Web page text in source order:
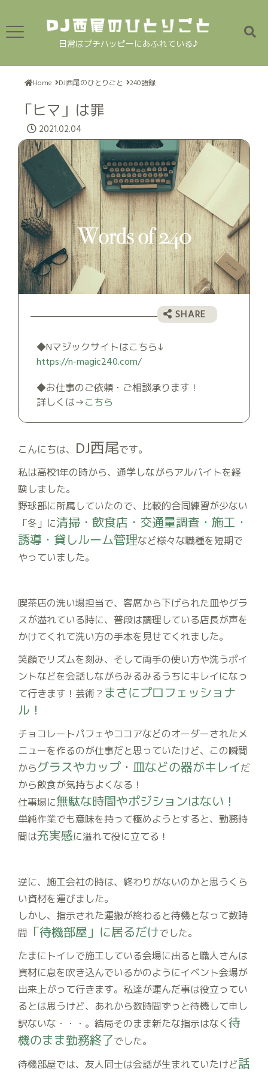
日常はプチハッピーにあふれている♪
Home DJ西尾のひとりごと 240語録
「ヒマ」は罪
2021.02.04
◆Nマジックサイトはこちら↓
https://n-magic240.com/
◆お仕事のご依頼・ご相談承ります！
詳しくは→こちら
こんにちは、 DJ西尾です。
私は高校1年の時から、通学しながらアルバイトを経
験しました。
野球部に所属していたので、比較的合同練習が少ない
「冬」に清掃・飲食店・交通量調査・施工・
誘導・貸しルーム管理など様々な職種を短期で
やっていました。
喫茶店の洗い場担当で、客席から下げられた皿やグラ
スが溢れている時に、普段は調理している店長が声を
かけてくれて洗い方の手本を見せてくれました。
笑顔でリズムを刻み、そして両手の使い方や洗うポイ
ントなどを会話しながらみるみるうちにキレイになっ
て行きます！芸術？ まさにプロフェッショナ
ル！
チョコレートパフェやココアなどのオーダーされたメ
ニューを作るのが仕事だと思っていたけど、この瞬間
からグラスやカップ・皿などの器がキレイだ
から飲食が気持ちよくなる！
仕事場に無駄な時間やポジションはない！
単純作業でも意味を持って極めようとすると、勤務時
間は充実感に溢れて役に立てる！
逆に、施工会社の時は、終わりがないのかと思うくら
い資材を運びました。
しかし、指示された運搬が終わると待機となって数時
間 「待機部屋」に居るだけでした。
たまにトイレで施工している会場に出ると職人さんは
資材に息を吹き込んでいるかのようにイベント会場が
出来上がって行きます。私達が運んだ事は役立ってい
るとは思うけど、あれから数時間ずっと待機して申し
訳ないな・・・。結局そのまま新たな指示はなく待
機のまま勤務終了でした。
待機部屋では、友人同士は会話が生まれていたけど話